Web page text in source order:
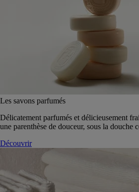
Les savons parfumés
Délicatement parfumés et délicieusement
une parenthèse de douceur, sous la douche
Découvrir